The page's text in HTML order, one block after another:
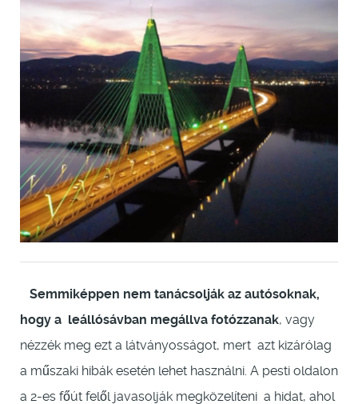
Semmiképpen nem tanácsolják az autósoknak,
hogy a leállósávban megállva fotózzanak, vagy
nézzék meg ezt a látványosságot, mert azt kizárólag
a műszaki hibák esetén lehet használni. A pesti oldalon
a 2-es főút felől javasolják megközelíteni a hidat, ahol